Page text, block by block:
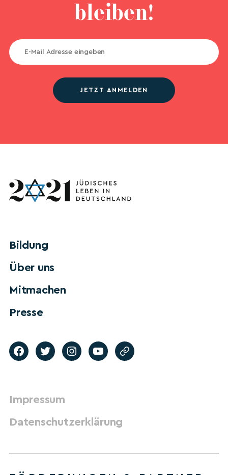
bleiben!
JETZT ANMELDEN
Bildung
Über uns
Mitmachen
Presse
Impressum
Datenschutzerklärung